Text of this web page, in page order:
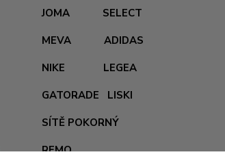
JOMA
SELECT
MEVA
ADIDAS
NIKE
LEGEA
GATORADE
LISKI
SÍTĚ POKORNÝ
REMO